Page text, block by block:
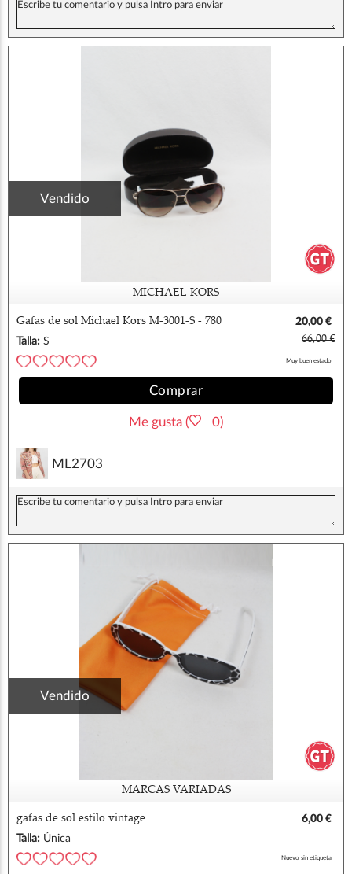
Vendido
MICHAEL KORS
Gafas de sol Michael Kors M-3001-S - 780
20,00 €
Talla: S 66,00 €
Muy buen estado
Comprar
Me gusta ( 0)
ML2703
Vendido
MARCAS VARIADAS
gafas de sol estilo vintage
6,00 €
Talla: Única
Nuevo sin etiqueta